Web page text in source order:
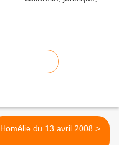
Homélie du 13 avril 2008 >